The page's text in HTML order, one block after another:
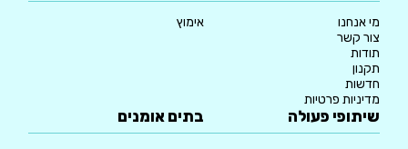
מי אנחנו
צור קשר
תודות
תקנון
חדשות
מדיניות פרטיות
אימוץ
שיתופי פעולה בתים אומנים